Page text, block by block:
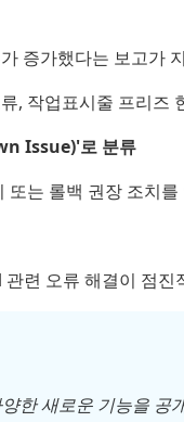
증가했다는 보고가
, 작업표시줄 프리즈
Issue)'로 분류
는 롤백 권장 조치
련 오류 해결이 점진
한 새로운 기능을